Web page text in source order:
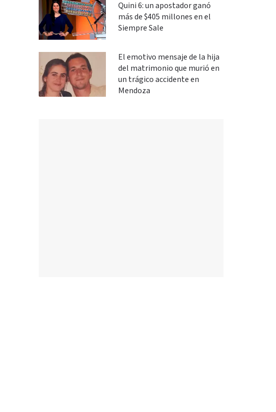
Quini 6: un apostador ganó
más de $405 millones en el
Siempre Sale
El emotivo mensaje de la hija
del matrimonio que murió en
un trágico accidente en
Mendoza